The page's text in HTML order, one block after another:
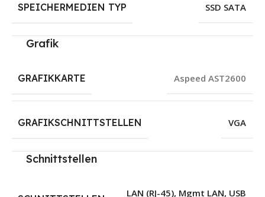
SPEICHERMEDIEN TYP SSD SATA
Grafik
GRAFIKKARTE Aspeed AST2600
GRAFIKSCHNITTSTELLEN VGA
Schnittstellen
LAN (RJ-45), Mgmt LAN, USB